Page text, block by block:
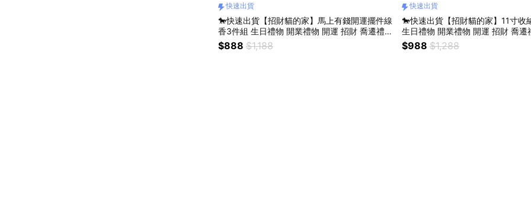
快速出貨
🐎快速出貨【招財貓的家】馬上有錢開運擺件線
香3件組 生日禮物 開業禮物 開運 招財 喬遷禮物
交換禮物
$888 $1,188
快速出貨
🐎快速出貨【招財貓的家】11寸收
生日禮物 開業禮物 開運 招財 喬遷
物＃CAT062
$988 $1,288